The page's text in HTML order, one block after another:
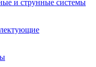
и струнные системы